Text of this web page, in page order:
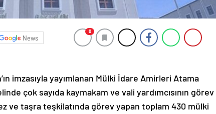
News
0
imzasıyla yayımlanan Mülki İdare Amirleri Atama
çok sayıda kaymakam ve vali yardımcısının görev
ve taşra teşkilatında görev yapan toplam 430 mülki